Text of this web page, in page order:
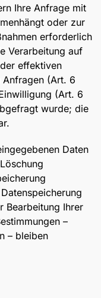
Ihre Anfrage mit
oder zur
erforderlich
Verarbeitung auf
effektiven
Anfragen (Art. 6
(Art. 6
wurde; die
Daten
Bearbeitung Ihrer
–
– bleiben